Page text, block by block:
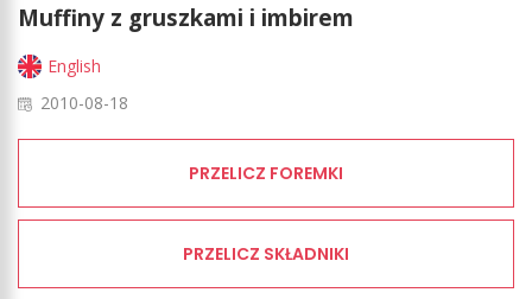
LŻEJSZE / ZDROWSZE
Muffiny z gruszkami i imbirem
English
2010-08-18
PRZELICZ FOREMKI
PRZELICZ SKŁADNIKI